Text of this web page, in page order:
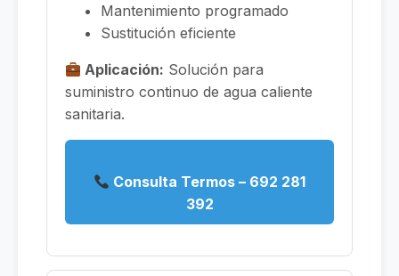
Mantenimiento programado
Sustitución eficiente
Aplicación: Solución para
suministro continuo de agua caliente
sanitaria.
Consulta Termos – 692 281
392